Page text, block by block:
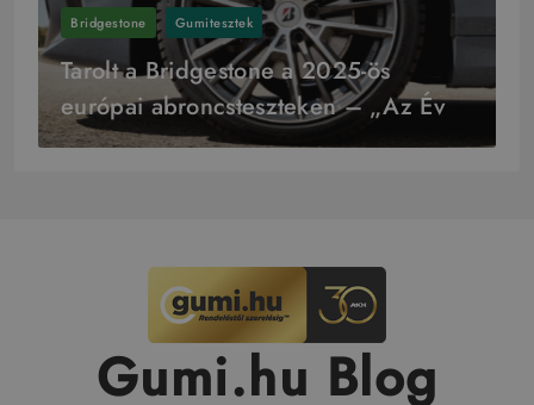
Bridgestone Gumitesztek
Tarolt a Bridgestone a 2025-ös
európai abroncsteszteken – „Az Év
Gyártója” cím is az övék
Gumi.hu Blog